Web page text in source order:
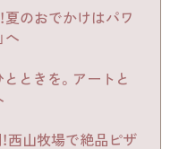
のおでかけはパワ
へ
ときを。アートと
西山牧場で絶品ピザ